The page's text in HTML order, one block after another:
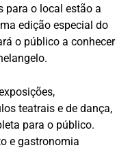
para o local estão a
edição especial do
o público a conhecer
teatrais e de dança,
para o público.
e gastronomia